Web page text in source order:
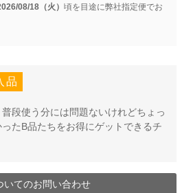
08/18（火） に弊社指定便でお
品
段使う分には問題ないけれどちょっ
たB品たちをお得にゲットできるチ
いてのお問い合わせ